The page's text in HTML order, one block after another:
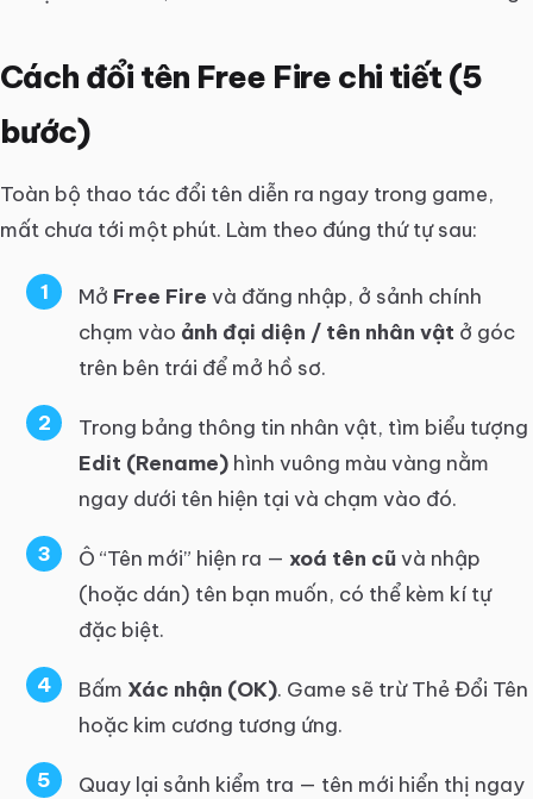
Cách đổi tên Free Fire chi tiết (5
bước)
Toàn bộ thao tác đổi tên diễn ra ngay trong game,
mất chưa tới một phút. Làm theo đúng thứ tự sau:
Mở Free Fire và đăng nhập, ở sảnh chính
chạm vào ảnh đại diện / tên nhân vật ở góc
trên bên trái để mở hồ sơ.
Trong bảng thông tin nhân vật, tìm biểu tượng
Edit (Rename) hình vuông màu vàng nằm
ngay dưới tên hiện tại và chạm vào đó.
Ô “Tên mới” hiện ra — xoá tên cũvà nhập
(hoặc dán) tên bạn muốn, có thể kèm kí tự
đặc biệt.
Bấm Xác nhận (OK). Game sẽ trừ Thẻ Đổi Tên
hoặc kim cương tương ứng.
Quay lại sảnh kiểm tra — tên mới hiển thị ngay